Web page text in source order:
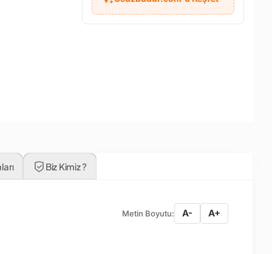
Biz Kimiz ?
Metin Boyutu: A- A+